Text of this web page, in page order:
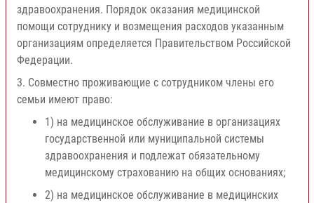
здравоохранения. Порядок оказания медицинской
помощи сотруднику и возмещения расходов указанным
организациям определяется Правительством Российской
Федерации.
3. Совместно проживающие с сотрудником члены его
семьи имеют право:
1) на медицинское обслуживание в организациях
государственной или муниципальной системы
здравоохранения и подлежат обязательному
медицинскому страхованию на общих основаниях;
2) на медицинское обслуживание в медицинских